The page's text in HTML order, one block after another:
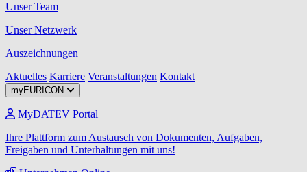
Unser Team
Unser Netzwerk
Auszeichnungen
Aktuelles Karriere Veranstaltungen Kontakt
myEURICON
MyDATEV Portal
Ihre Plattform zum Austausch von Dokumenten, Aufgaben,
Freigaben und Unterhaltungen mit uns!